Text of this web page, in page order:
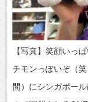
【写真】笑顔いっ
チモンっぽいぞ（
間）にシンガポー